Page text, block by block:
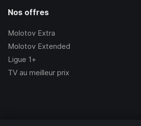
Nos offres
Molotov Extra
Molotov Extended
Ligue 1+
TV au meilleur prix